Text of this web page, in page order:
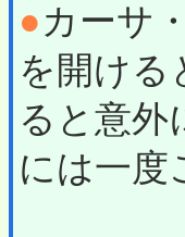
●カーサ
を開ける
ると意外
には一度